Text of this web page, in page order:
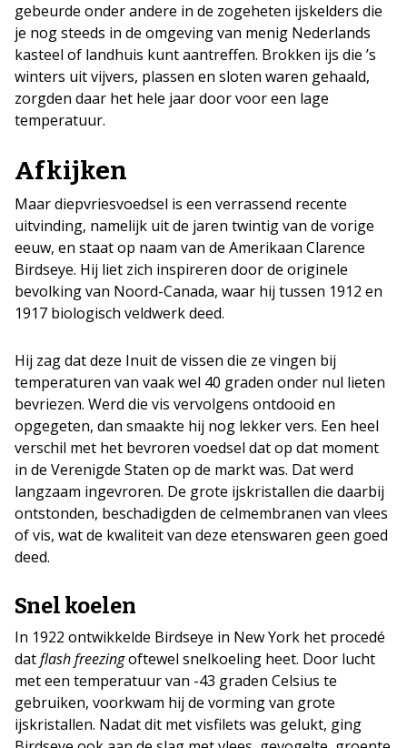
gebeurde onder andere in de zogeheten ijskelders die
je nog steeds in de omgeving van menig Nederlands
kasteel of landhuis kunt aantreffen. Brokken ijs die ’s
winters uit vijvers, plassen en sloten waren gehaald,
zorgden daar het hele jaar door voor een lage
temperatuur.
Afkijken
Maar diepvriesvoedsel is een verrassend recente
uitvinding, namelijk uit de jaren twintig van de vorige
eeuw, en staat op naam van de Amerikaan Clarence
Birdseye. Hij liet zich inspireren door de originele
bevolking van Noord-Canada, waar hij tussen 1912 en
1917 biologisch veldwerk deed.
Hij zag dat deze Inuit de vissen die ze vingen bij
temperaturen van vaak wel 40 graden onder nul lieten
bevriezen. Werd die vis vervolgens ontdooid en
opgegeten, dan smaakte hij nog lekker vers. Een heel
verschil met het bevroren voedsel dat op dat moment
in de Verenigde Staten op de markt was. Dat werd
langzaam ingevroren. De grote ijskristallen die daarbij
ontstonden, beschadigden de celmembranen van vlees
of vis, wat de kwaliteit van deze etenswaren geen goed
deed.
Snel koelen
In 1922 ontwikkelde Birdseye in New York het procedé
datflash freezingoftewel snelkoeling heet. Door lucht
met een temperatuur van -43 graden Celsius te
gebruiken, voorkwam hij de vorming van grote
ijskristallen. Nadat dit met visfilets was gelukt, ging